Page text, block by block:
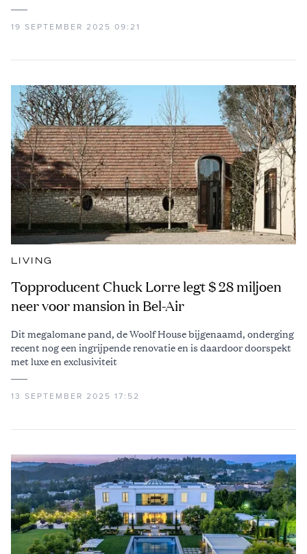
19 SEPTEMBER 2025 09:21
LIVING
Topproducent Chuck Lorre legt $ 28 miljoen
neer voor mansion in Bel-Air
Dit megalomane pand, de Woolf House bijgenaamd, onderging
recent nog een ingrijpende renovatie en is daardoor doorspekt
met luxe en exclusiviteit
13 SEPTEMBER 2025 17:52